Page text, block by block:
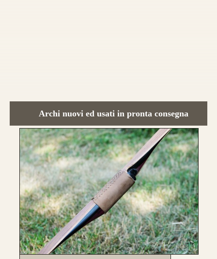
Archi nuovi ed usati in pronta consegna